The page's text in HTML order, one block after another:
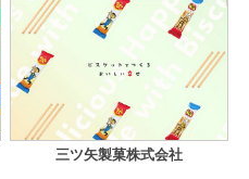
三ツ矢製菓株式会社